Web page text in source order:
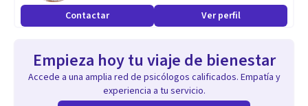
Contactar Ver perfil
Empieza hoy tu viaje de bienestar
Accede a una amplia red de psicólogos calificados. Empatía y
experiencia a tu servicio.